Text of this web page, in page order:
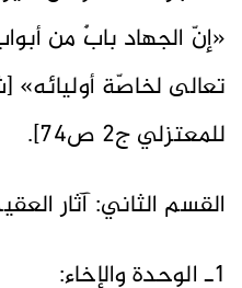
«إنّ الجهاد بابٌ من
تعالى لخاصّة أوليائه»
للمعتزلي ج2 ص74].
القسم الثاني: آثار
1ـ الوحدة والإخاء: